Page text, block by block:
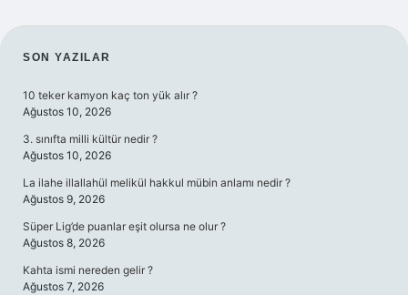
SIDEBAR
SON YAZILAR
10 teker kamyon kaç ton yük alır ?
Ağustos 10, 2026
3. sınıfta milli kültür nedir ?
Ağustos 10, 2026
La ilahe illallahül melikül hakkul mübin anlamı nedir ?
Ağustos 9, 2026
Süper Lig’de puanlar eşit olursa ne olur ?
Ağustos 8, 2026
Kahta ismi nereden gelir ?
Ağustos 7, 2026